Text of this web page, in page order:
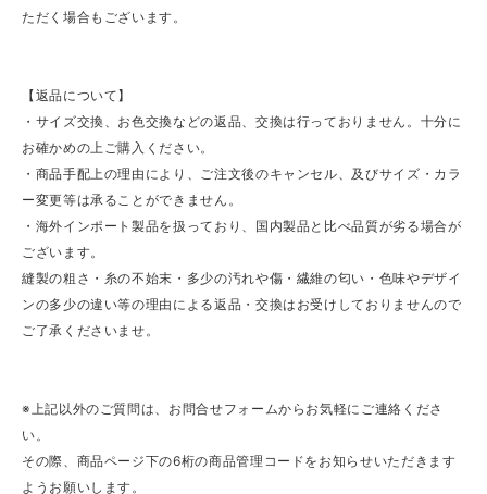
ただく場合もございます。
【返品について】
・サイズ交換、お色交換などの返品、交換は行っておりません。十分に
お確かめの上ご購入ください。
・商品手配上の理由により、ご注文後のキャンセル、及びサイズ・カラ
ー変更等は承ることができません。
・海外インポート製品を扱っており、国内製品と比べ品質が劣る場合が
ございます。
縫製の粗さ・糸の不始末・多少の汚れや傷・繊維の匂い・色味やデザイ
ンの多少の違い等の理由による返品・交換はお受けしておりませんので
ご了承くださいませ。
※上記以外のご質問は、お問合せフォームからお気軽にご連絡くださ
い。
その際、商品ページ下の6桁の商品管理コードをお知らせいただきます
ようお願いします。